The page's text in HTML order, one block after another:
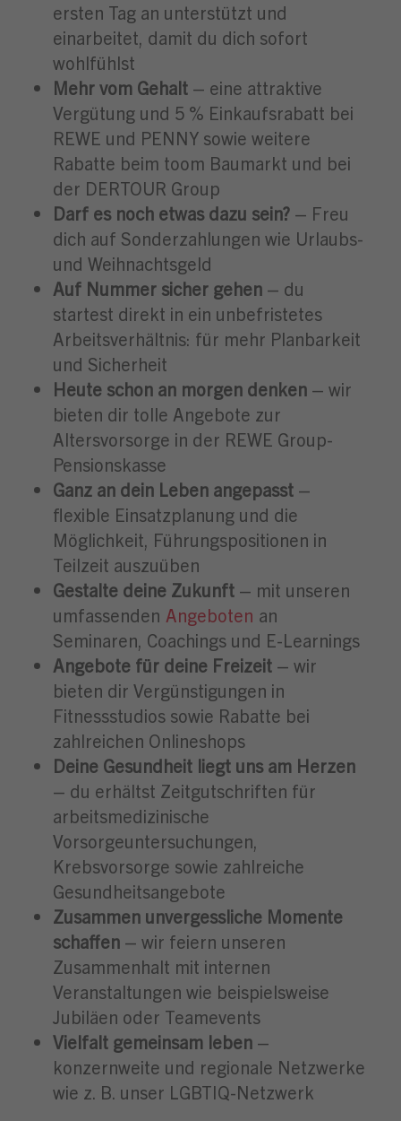
ersten Tag an unterstützt und
einarbeitet, damit du dich sofort
wohlfühlst
Mehr vom Gehalt – eine attraktive
Vergütung und 5 % Einkaufsrabatt bei
REWE und PENNY sowie weitere
Rabatte beim toom Baumarkt und bei
der DERTOUR Group
Darf es noch etwas dazu sein? – Freu
dich auf Sonderzahlungen wie Urlaubs-
und Weihnachtsgeld
Auf Nummer sicher gehen – du
startest direkt in ein unbefristetes
Arbeitsverhältnis: für mehr Planbarkeit
und Sicherheit
Heute schon an morgen denken – wir
bieten dir tolle Angebote zur
Altersvorsorge in der REWE Group-
Pensionskasse
Ganz an dein Leben angepasst –
flexible Einsatzplanung und die
Möglichkeit, Führungspositionen in
Teilzeit auszuüben
Gestalte deine Zukunft – mit unseren
umfassenden Angeboten an
Seminaren, Coachings und E-Learnings
Angebote für deine Freizeit – wir
bieten dir Vergünstigungen in
Fitnessstudios sowie Rabatte bei
zahlreichen Onlineshops
Deine Gesundheit liegt uns am Herzen
– du erhältst Zeitgutschriften für
arbeitsmedizinische
Vorsorgeuntersuchungen,
Krebsvorsorge sowie zahlreiche
Gesundheitsangebote
Zusammen unvergessliche Momente
schaffen – wir feiern unseren
Zusammenhalt mit internen
Veranstaltungen wie beispielsweise
Jubiläen oder Teamevents
Vielfalt gemeinsam leben –
konzernweite und regionale Netzwerke
wie z. B. unser LGBTIQ-Netzwerk